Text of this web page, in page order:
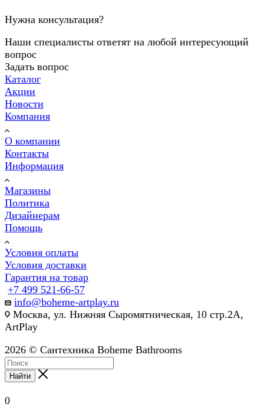
Нужна консультация?
Наши специалисты ответят на любой интересующий
вопрос
Задать вопрос
Каталог
Акции
Новости
Компания
О компании
Контакты
Информация
Магазины
Политика
Дизайнерам
Помощь
Условия оплаты
Условия доставки
Гарантия на товар
+7 499 521-66-57
info@boheme-artplay.ru
Москва, ул. Нижняя Сыромятническая, 10 стр.2А,
ArtPlay
2026 © Сантехника Boheme Bathrooms
Найти
0